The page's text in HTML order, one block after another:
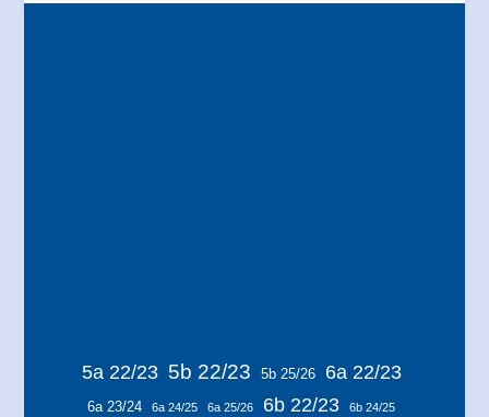
5a 22/23 5b 22/23 5b 25/26 6a 22/23
6a 23/24 6a 24/25 6a 25/26 6b 22/23 6b 24/25